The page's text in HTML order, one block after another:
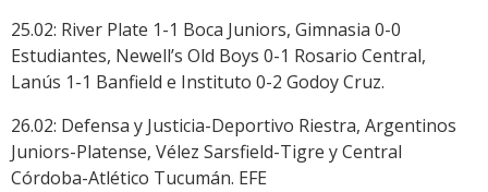
25.02: River Plate 1-1 Boca Juniors, Gimnasia 0-0
Estudiantes, Newell’s Old Boys 0-1 Rosario Central,
Lanús 1-1 Banfield e Instituto 0-2 Godoy Cruz.
26.02: Defensa y Justicia-Deportivo Riestra, Argentinos
Juniors-Platense, Vélez Sarsfield-Tigre y Central
Córdoba-Atlético Tucumán. EFE